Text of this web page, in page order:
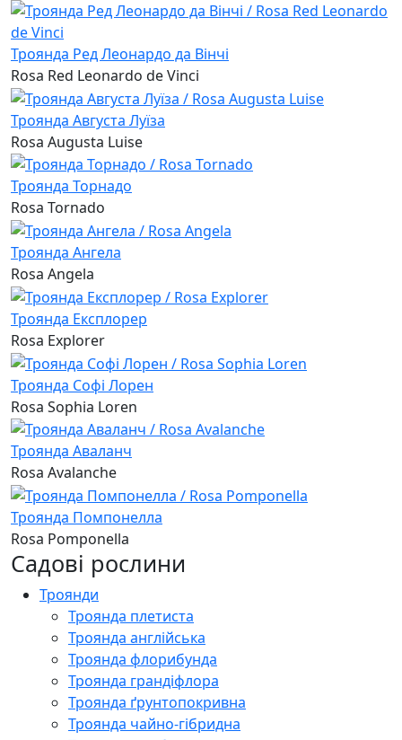
Троянда Ред Леонардо да Вінчі
Rosa Red Leonardo de Vinci
Троянда Августа Луїза
Rosa Augusta Luise
Троянда Торнадо
Rosa Tornado
Троянда Ангела
Rosa Angela
Троянда Експлорер
Rosa Explorer
Троянда Софі Лорен
Rosa Sophia Loren
Троянда Аваланч
Rosa Avalanche
Троянда Помпонелла
Rosa Pomponella
Садові рослини
Троянди
Троянда плетиста
Троянда англійська
Троянда флорибунда
Троянда грандіфлора
Троянда ґрунтопокривна
Троянда чайно-гібридна